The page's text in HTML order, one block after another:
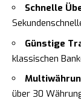
Schnelle
Günstige
klassischen
über 30